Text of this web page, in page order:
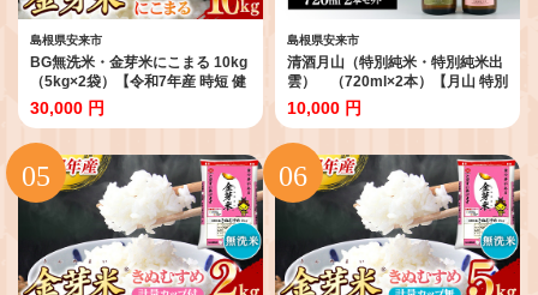
島根県安来市
BG無洗米・金芽米にこまる 10kg
（5kg×2袋）【令和7年産 時短 健
康 うまみ 甘み 栄養 おいしい やわ
らかい ふっくら ビタミン ミネラ
ル 島根県 安来市】【価格改定
XA】【30-SS-65】
30,000 円
島根県安来市
清酒月山（特別純米・特別純米出
雲） （720ml×2本）【月山 特別
純米 出雲 全国新酒鑑評会 金賞受
賞 お酒 銘酒 日本酒 万能 旨口 食
中酒 おすすめ すっきり 爽やか 島
根県 安来市】
10,000 円